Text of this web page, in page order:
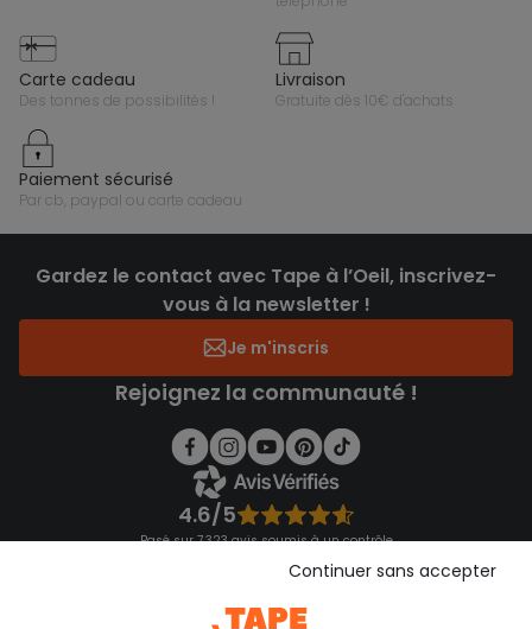
carte cadeau
des tonnes de possibilités !
livraison
gratuite dès 10€ d'achats
paiement sécurisé
par cb, paypal ou carte cadeau
Gardez le contact avec Tape à l’Oeil, inscrivez-
vous à la newsletter !
Je m'inscris
Rejoignez la communauté !
4.6/5
Basé sur 7 323 avis soumis à un contrôle
Consulter les CGUContinuer sans accepter